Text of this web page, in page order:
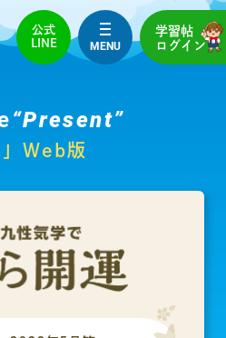
公式
LINE
MENU
学習帖
ログイン
“Present”
Web版